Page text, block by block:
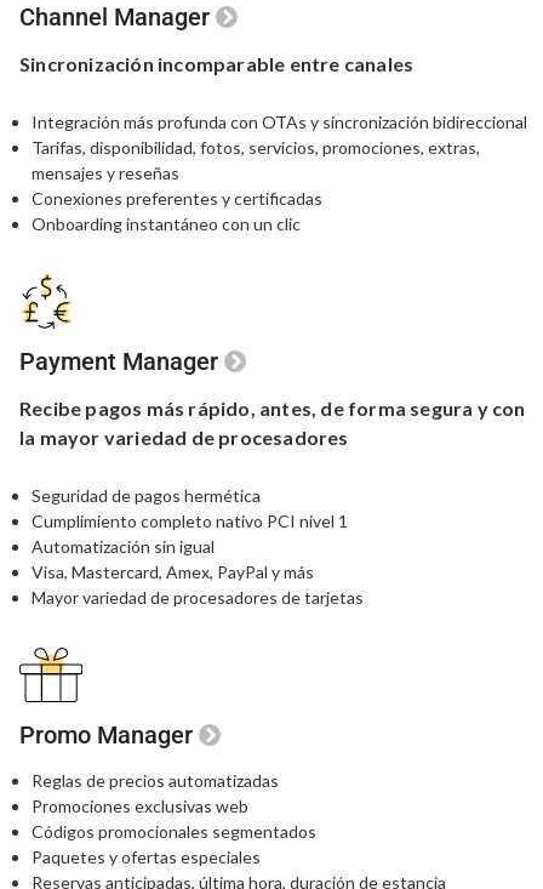
Channel Manager
Sincronización incomparable entre canales
Integración más profunda con OTAs y sincronización bidireccional
Tarifas, disponibilidad, fotos, servicios, promociones, extras,
mensajes y reseñas
Conexiones preferentes y certificadas
Onboarding instantáneo con un clic
Payment Manager
Recibe pagos más rápido, antes, de forma segura y con
la mayor variedad de procesadores
Seguridad de pagos hermética
Cumplimiento completo nativo PCI nivel 1
Automatización sin igual
Visa, Mastercard, Amex, PayPal y más
Mayor variedad de procesadores de tarjetas
Promo Manager
Reglas de precios automatizadas
Promociones exclusivas web
Códigos promocionales segmentados
Paquetes y ofertas especiales
Reservas anticipadas, última hora, duración de estancia